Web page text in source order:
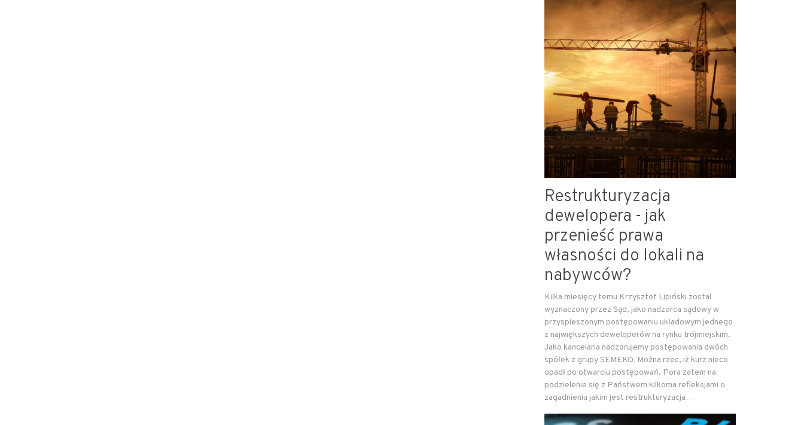
Restrukturyzacja
dewelopera - jak
przenieść prawa
własności do lokali na
nabywców?
Kilka miesięcy temu Krzysztof Lipiński został
wyznaczony przez Sąd, jako nadzorca sądowy w
przyspieszonym postępowaniu układowym jednego
z największych deweloperów na rynku trójmiejskim.
Jako kancelaria nadzorujemy postępowania dwóch
spółek z grupy SEMEKO. Można rzec, iż kurz nieco
opadł po otwarciu postępowań. Pora zatem na
podzielenie się z Państwem kilkoma refleksjami o
zagadnieniu jakim jest restrukturyzacja…